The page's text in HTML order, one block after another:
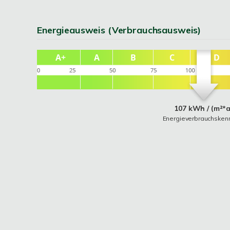
Energieausweis (Verbrauchsausweis)
107 kWh /